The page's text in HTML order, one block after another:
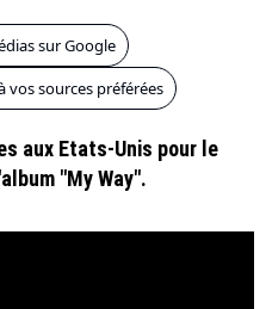
sur Google
vos sources préférées
aux Etats-Unis pour le
"My Way".